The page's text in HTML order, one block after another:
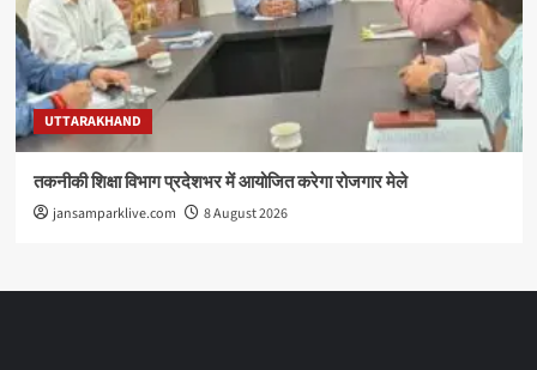
UTTARAKHAND
तकनीकी शिक्षा विभाग प्रदेशभर में आयोजित करेगा रोजगार मेले
jansamparklive.com 8 August 2026